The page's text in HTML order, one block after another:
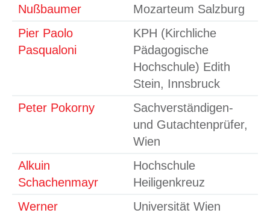
Nußbaumer
Mozarteum Salzburg
Pier Paolo
Pasqualoni
KPH (Kirchliche
Pädagogische
Hochschule) Edith
Stein, Innsbruck
Peter Pokorny
Sachverständigen-
und Gutachtenprüfer,
Wien
Alkuin
Schachenmayr
Hochschule
Heiligenkreuz
Werner
Universität Wien